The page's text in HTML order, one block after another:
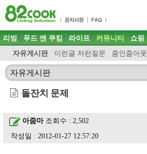
목차
주메뉴 바로가기
컨텐츠 바로가기
검색 바로가기
로그인 바로가기
주메뉴
리빙 푸드 앤 쿠킹 라이프 커뮤니티
자유게시판 이런글 저런질문 줌인줌아웃
쇼핑
자유게시판
돌잔치 문제
아줌마조회수 : 2,502
작성일 : 2012-01-27 12:57:20